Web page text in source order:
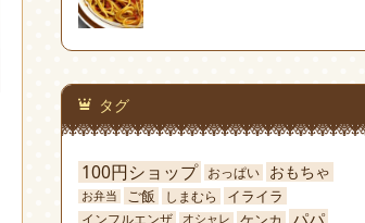
タグ
100円ショップ おっぱい おもちゃ
お弁当 ご飯 しまむら イライラ
インフルエンザ オシャレ パパ